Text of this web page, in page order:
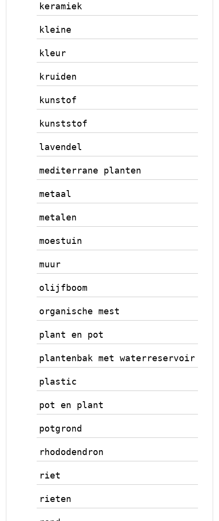
keramiek
kleine
kleur
kruiden
kunstof
kunststof
lavendel
mediterrane planten
metaal
metalen
moestuin
muur
olijfboom
organische mest
plant en pot
plantenbak met waterreservoir
plastic
pot en plant
potgrond
rhododendron
riet
rieten